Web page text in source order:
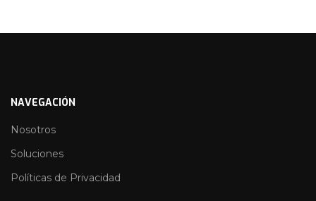
NAVEGACIÓN
Nosotros
Soluciones
Políticas de Privacidad